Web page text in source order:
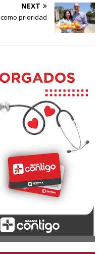
NEXT
prioridad